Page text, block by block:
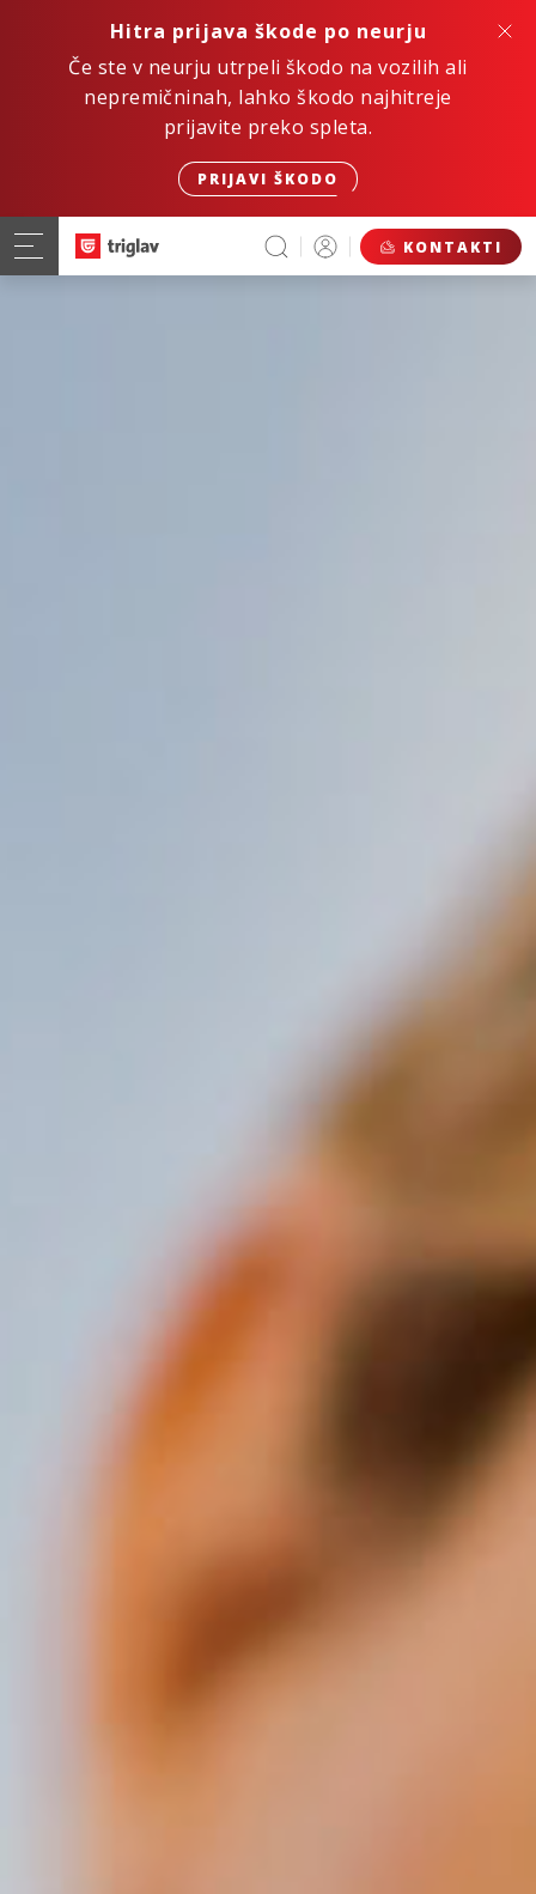
Hitra prijava škode po neurju
Če ste v neurju utrpeli škodo na vozilih ali
nepremičninah, lahko škodo najhitreje
prijavite preko spleta.
PRIJAVI ŠKODO
KONTAKTI